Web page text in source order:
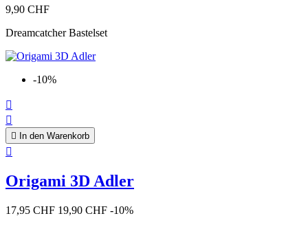
9,90 CHF
Dreamcatcher Bastelset
-10%


 In den Warenkorb

Origami 3D Adler
17,95 CHF 19,90 CHF -10%